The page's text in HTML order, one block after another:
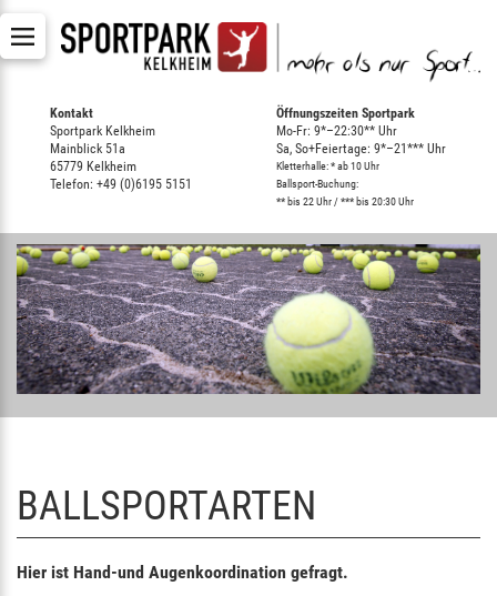
Kontakt
Sportpark Kelkheim
Mainblick 51a
65779 Kelkheim
Telefon: +49 (0)6195 5151
Öffnungszeiten Sportpark
Mo-Fr: 9*–22:30** Uhr
Sa, So+Feiertage: 9*–21*** Uhr
Kletterhalle: * ab 10 Uhr
Ballsport-Buchung:
** bis 22 Uhr / *** bis 20:30 Uhr
BALLSPORTARTEN
Hier ist Hand-und Augenkoordination gefragt.